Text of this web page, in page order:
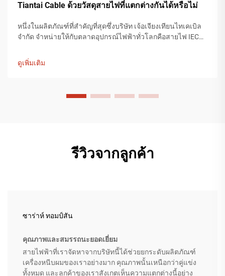
Tiantai Cable ด้วยวัสดุสายไฟที่แตกต่างกันได้หรือไม่
หนึ่งในผลิตภัณฑ์ที่สำคัญที่สุดซึ่งบริษัท เจ้อเจียงเทียนไทเคเบิล
จำกัด จำหน่ายให้กับตลาดอุปกรณ์ไฟฟ้าทั่วโลกคือสายไฟ IEC
กับอุปกรณ์ที่ใช้ในทุกอุตสาหกรรม รวมถึงการบริโภค...
ดูเพิ่มเติม
รีวิวจากลูกค้า
ซาร่าห์ ทอมป์สัน
คุณภาพและสมรรถนะยอดเยี่ยม
สายไฟฟ้าที่เราจัดหาจากบริษัทนี้ได้ช่วยยกระดับผลิตภัณฑ์
เครื่องหนีบผมของเราอย่างมาก คุณภาพนั้นเหนือกว่าคู่แข่ง
ทั้งหมด และลูกค้าของเราสังเกตเห็นความแตกต่างนี้อย่าง